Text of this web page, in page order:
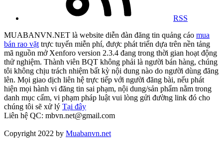
RSS
MUABANVN.NET là website diễn đàn đăng tin quảng cáo mua
bán rao vặt trực tuyến miễn phí, được phát triển dựa trên nền tảng
mã nguồn mở Xenforo version 2.3.4 đang trong thời gian hoạt động
thử nghiệm. Thành viên BQT không phải là người bán hàng, chúng
tôi không chịu trách nhiệm bất kỳ nội dung nào do người dùng đăng
lên. Mọi giao dịch liên hệ trực tiếp với người đăng bài, nếu phát
hiện mọi hành vi đăng tin sai phạm, nội dung/sản phẩm nằm trong
danh mục cấm, vi phạm pháp luật vui lòng gửi đường link đó cho
chúng tôi sẽ xử lý Tại đây
Liên hệ QC: mbvn.net@gmail.com
Copyright 2022 by Muabanvn.net